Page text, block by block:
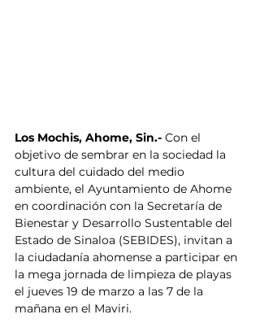
Los Mochis, Ahome, Sin.- Con el
objetivo de sembrar en la sociedad la
cultura del cuidado del medio
ambiente, el Ayuntamiento de Ahome
en coordinación con la Secretaría de
Bienestar y Desarrollo Sustentable del
Estado de Sinaloa (SEBIDES), invitan a
la ciudadanía ahomense a participar en
la mega jornada de limpieza de playas
el jueves 19 de marzo a las 7 de la
mañana en el Maviri.